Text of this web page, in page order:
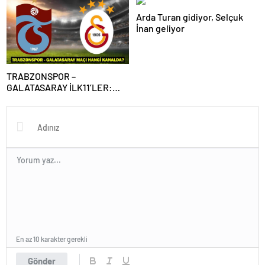
Galatasaray maçı canlı izleme
bilgileri! Süper Lig’de dev
maç!
TRABZONSPOR –
GALATASARAY İLK11’LER:
maçı hangi kanalda, saat
kaçta?
Arda Turan gidiyor, Selçuk
İnan geliyor
Gönder
En az 10 karakter gerekli